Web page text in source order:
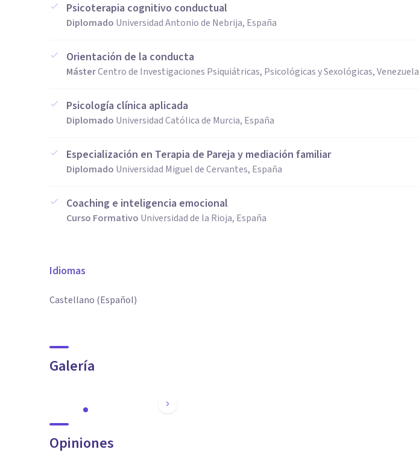
Psicoterapia cognitivo conductual
Diplomado Universidad Antonio de Nebrija, España
Orientación de la conducta
MásterCentro de Investigaciones Psiquiátricas, Psicológicas y Sexológicas, Venezuela
Psicología clínica aplicada
Diplomado Universidad Católica de Murcia, España
Especialización en Terapia de Pareja y mediación familiar
Diplomado Universidad Miguel de Cervantes, España
Coaching e inteligencia emocional
Curso Formativo Universidad de la Rioja, España
Idiomas
Castellano (Español)
Galería
Opiniones